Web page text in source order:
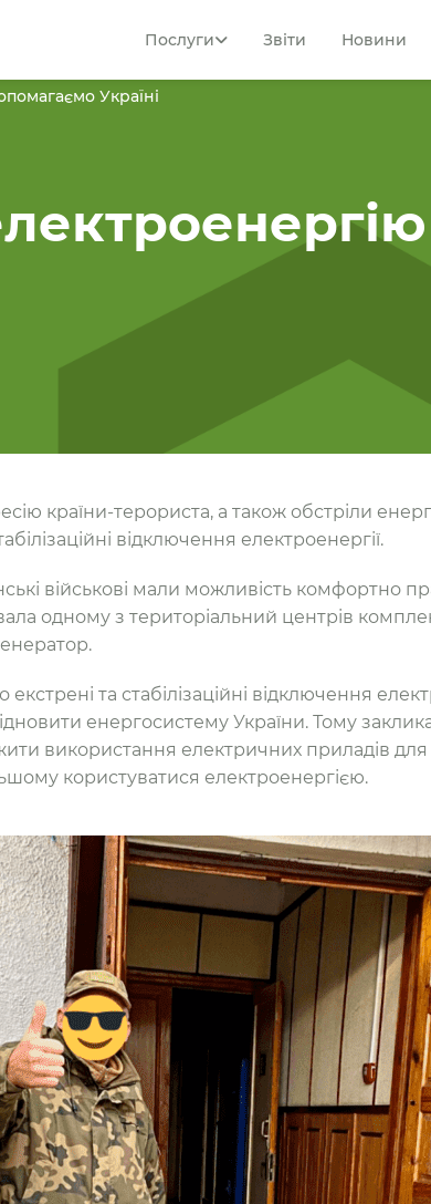
Послуги Звіти Новини
Україні
країни-терориста, а також обстріли
відключення електроенергії.
військові мали можливість комфортно
одному з територіальний центрів
та стабілізаційні відключення
енергосистему України. Тому
використання електричних приладів для
користуватися електроенергією.